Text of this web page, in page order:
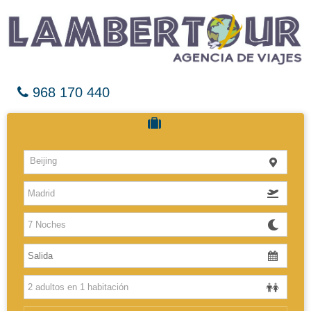
968 170 440
Hoteles
Vuelos
El Caribe
Europa
Africa
Beijing